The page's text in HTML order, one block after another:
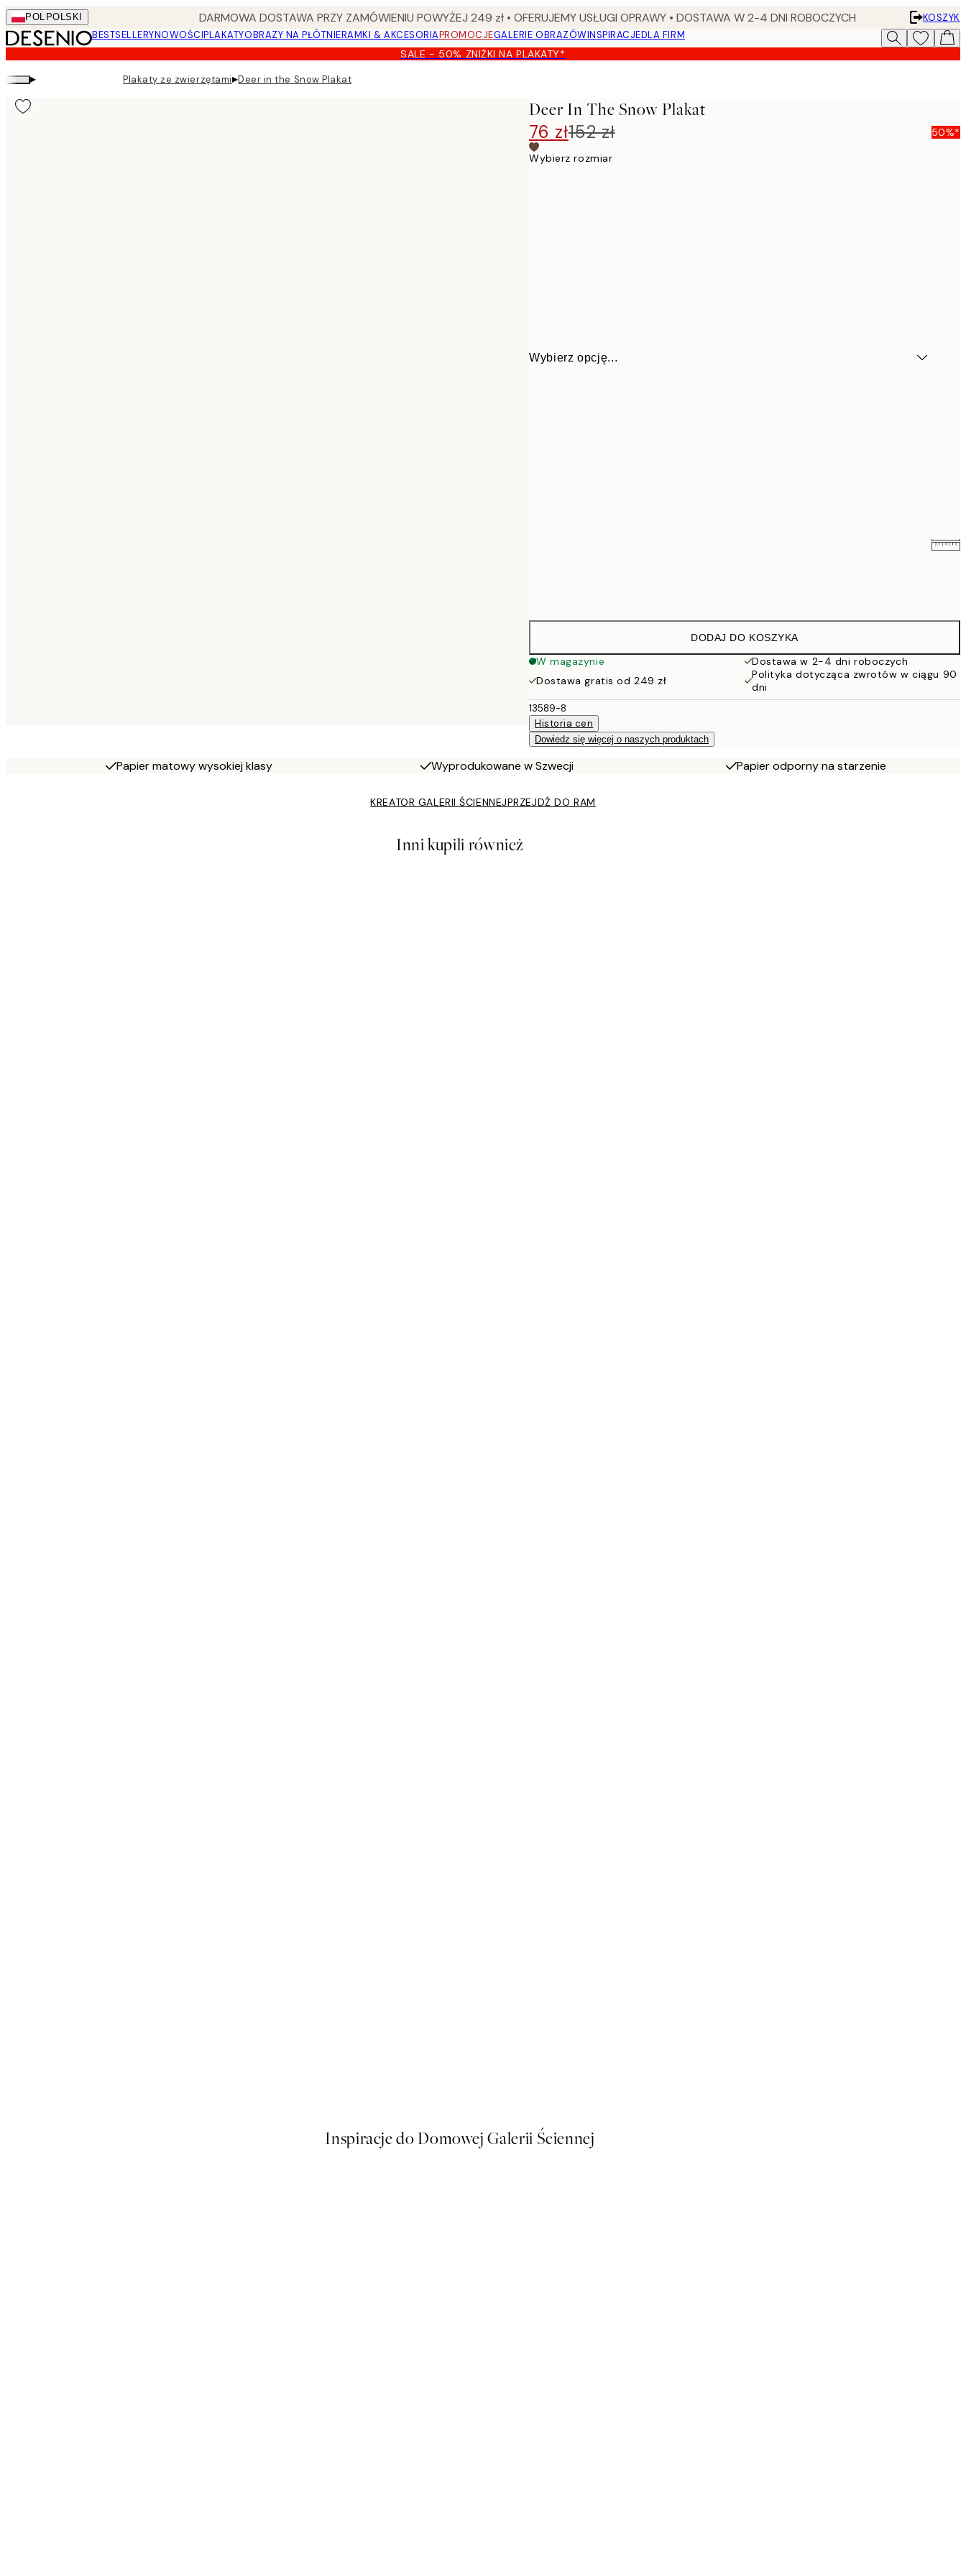
Skip
to
main
content.
POL POLSKI DARMOWA DOSTAWA PRZY ZAMÓWIENIU POWYŻEJ 249 zł • OFERUJEMY USŁUGI OPRAWY • DOSTAWA W 2-4 DNI ROBOCZYCH
KOSZYK
BESTSELLERYNOWOŚCIPLAKATYOBRAZY NA PŁÓTNIERAMKI & AKCESORIAPROMOCJEGALERIE OBRAZÓWINSPIRACJEDLA FIRM
SALE - 50% ZNIŻKI NA PLAKATY*
▸ Plakaty ze zwierzętami▸Deer in the Snow Plakat
Deer In The Snow Plakat
76 zł152 zł 50%*
Wybierz rozmiar
Wybierz opcję...
DODAJ DO KOSZYKA
W magazynie
Dostawa w 2-4 dni roboczych
Dostawa gratis od 249 zł
Polityka dotycząca zwrotów w ciągu 90
dni
13589-8
Historia cen
Dowiedz się więcej o naszych produktach
Papier matowy wysokiej klasy Wyprodukowane w Szwecji Papier odporny na starzenie
KREATOR GALERII ŚCIENNEJPRZEJDŹ DO RAM
Inni kupili również
Inspiracje do Domowej Galerii Ściennej